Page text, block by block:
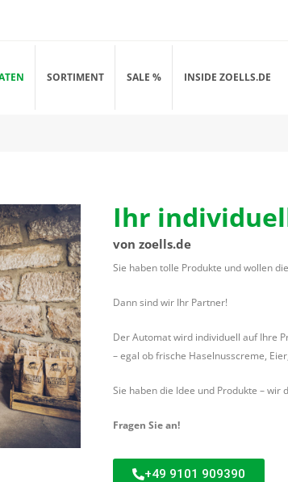
SORTIMENT SALE % INSIDE ZOELLS.DE
Ihr
von zoells.de
Sie haben tolle Produkte und wollen
Dann sind wir Ihr Partner!
Der Automat wird individuell auf Ihre
– egal ob frische Haselnusscreme,
Sie haben die Idee und Produkte – wir
Fragen Sie an!
+49 9101 909390